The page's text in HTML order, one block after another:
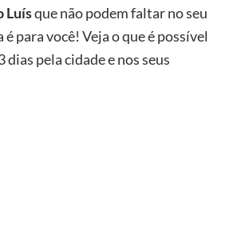
Luísque não podem faltar no seu
para você! Veja o que é possível
dias pela cidade e nos seus